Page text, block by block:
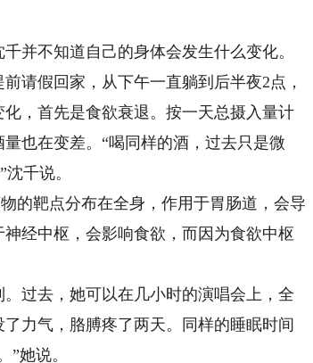
不知道自己的身体会发生什么变化。
假回家，从下午一直躺到后半夜2点，
，首先是食欲衰退。按一天总摄入量计
也在变差。“喝同样的酒，过去只是微
千说。
靶点分布在全身，作用于胃肠道，会导
经中枢，会影响食欲，而因为食欲中枢
过去，她可以在几小时的演唱会上，全
力气，胳膊疼了两天。同样的睡眠时间
她说。